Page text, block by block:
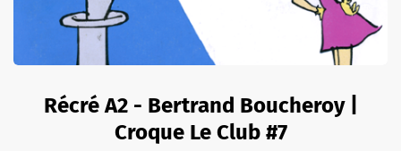
Récré A2 - Bertrand Boucheroy |
Croque Le Club #7